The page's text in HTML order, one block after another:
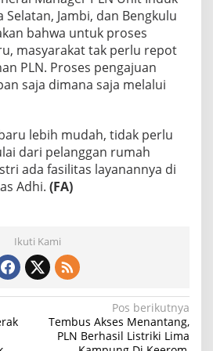
Jambi, dan Bengkulu
bahwa untuk proses
masyarakat tak perlu repot
PLN. Proses pengajuan
saja dimana saja melalui
lebih mudah, tidak perlu
dari pelanggan rumah
ada fasilitas layanannya di
Adhi. (FA)
Ikuti Kami
Pos berikutnya
Tembus Akses Menantang,
PLN Berhasil Listriki Lima